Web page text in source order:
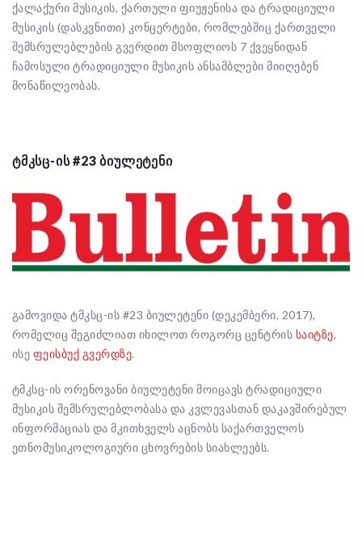
ქალაქური მუსიკის, ქართული ფიუჟენისა და ტრადიციული
მუსიკის (დასკვნითი) კონცერტები, რომლებშიც ქართველი
შემსრულებლების გვერდით მსოფლიოს 7 ქვეყნიდან
ჩამოსული ტრადიციული მუსიკის ანსამბლები მიიღებენ
მონაწილეობას.
ᲢᲛᲙᲡᲪ-ᲘᲡ #23 ᲑᲘᲣᲚᲔᲢᲔᲜᲘ
გამოვიდა ტმკსც-ის #23 ბიულეტენი (დეკემბერი, 2017),
რომელიც შეგიძლიათ იხილოთ როგორც ცენტრის საიტზე,
ისე ფეისბუქ გვერდზე.
ტმკსც-ის ორენოვანი ბიულეტენი მოიცავს ტრადიციული
მუსიკის შემსრულებლობასა და კვლევასთან დაკავშირებულ
ინფორმაციას და მკითხველს აცნობს საქართველოს
ეთნომუსიკოლოგიური ცხოვრების სიახლეებს.